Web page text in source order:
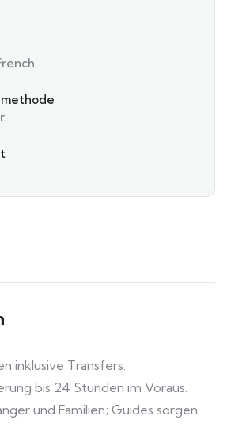
inklusive Transfers.
bis 24 Stunden im Voraus.
und Familien; Guides sorgen